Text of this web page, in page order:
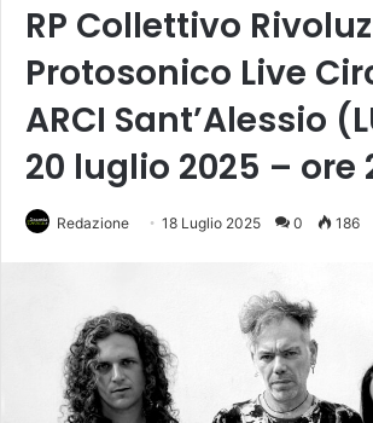
RP Collettivo
Protosonico Live
ARCI Sant’Alessio
20 luglio 2025 – ore
Redazione 18 Luglio 2025 0 186